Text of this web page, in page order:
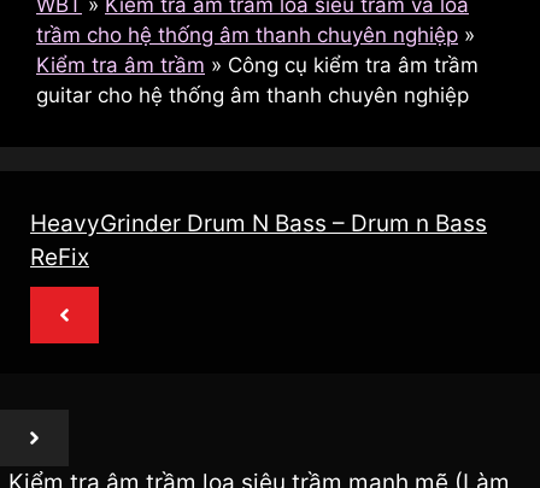
trầm cho hệ thống âm thanh chuyên nghiệp »
Kiểm tra âm trầm » Công cụ kiểm tra âm trầm
guitar cho hệ thống âm thanh chuyên nghiệp
HeavyGrinder Drum N Bass – Drum n Bass
ReFix
Kiểm tra âm trầm loa siêu trầm mạnh mẽ (Làm